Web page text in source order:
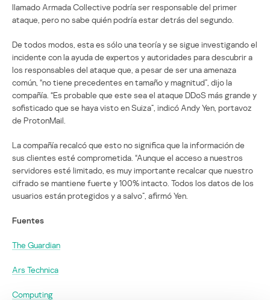
llamado Armada Collective podría ser responsable del primer
ataque, pero no sabe quién podría estar detrás del segundo.
De todos modos, esta es sólo una teoría y se sigue investigando el
incidente con la ayuda de expertos y autoridades para descubrir a
los responsables del ataque que, a pesar de ser una amenaza
común, “no tiene precedentes en tamaño y magnitud”, dijo la
compañía. “Es probable que este sea el ataque DDoS más grande y
sofisticado que se haya visto en Suiza”, indicó Andy Yen, portavoz
de ProtonMail.
La compañía recalcó que esto no significa que la información de
sus clientes esté comprometida. “Aunque el acceso a nuestros
servidores esté limitado, es muy importante recalcar que nuestro
cifrado se mantiene fuerte y 100% intacto. Todos los datos de los
usuarios están protegidos y a salvo”, afirmó Yen.
Fuentes
The Guardian
Ars Technica
Computing